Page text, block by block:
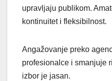
upravljaju publikom.
kontinuitet i fleksibilnost.
Angažovanje preko
profesionalce i smanjuje
izbor je jasan.